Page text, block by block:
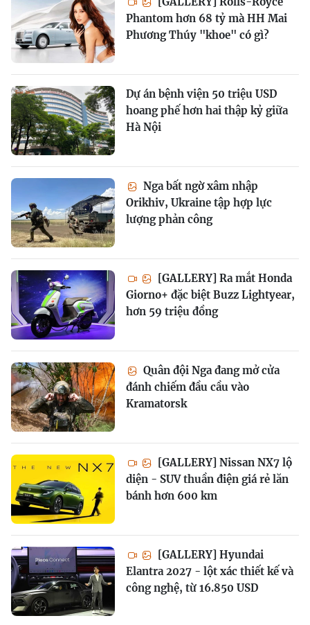
Phantom hơn 68 tỷ mà HH Mai
Phương Thúy "khoe" có gì?
Dự án bệnh viện 50 triệu USD
hoang phế hơn hai thập kỷ giữa
Hà Nội
Nga bất ngờ xâm nhập
Orikhiv, Ukraine tập hợp lực
lượng phản công
[GALLERY] Ra mắt Honda
Giorno+ đặc biệt Buzz Lightyear,
hơn 59 triệu đồng
Quân đội Nga đang mở cửa
đánh chiếm đầu cầu vào
Kramatorsk
[GALLERY] Nissan NX7 lộ
diện - SUV thuần điện giá rẻ lăn
bánh hơn 600 km
[GALLERY] Hyundai
Elantra 2027 - lột xác thiết kế và
công nghệ, từ 16.850 USD